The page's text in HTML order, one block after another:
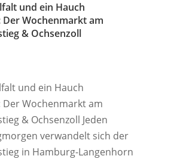
und ein Hauch
Der Wochenmarkt am
& Ochsenzoll
und ein Hauch
Der Wochenmarkt am
& Ochsenzoll Jeden
verwandelt sich der
in Hamburg-Langenhorn